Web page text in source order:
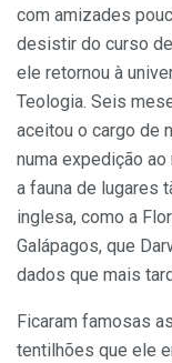
com ami­zades
desistir do curso
ele retornou à
Teologia. Seis
acei­tou o cargo de
numa expedição
a fauna de lugares
inglesa, como a
Galápagos, que
dados que mais
Ficaram famosas
tentilhões que ele